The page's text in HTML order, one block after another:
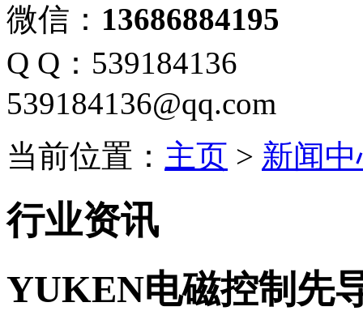
微信： 13686884195
Q Q：539184136
539184136@qq.com
当前位置： 主页 > 新闻
行业资讯
YUKEN电磁控制先